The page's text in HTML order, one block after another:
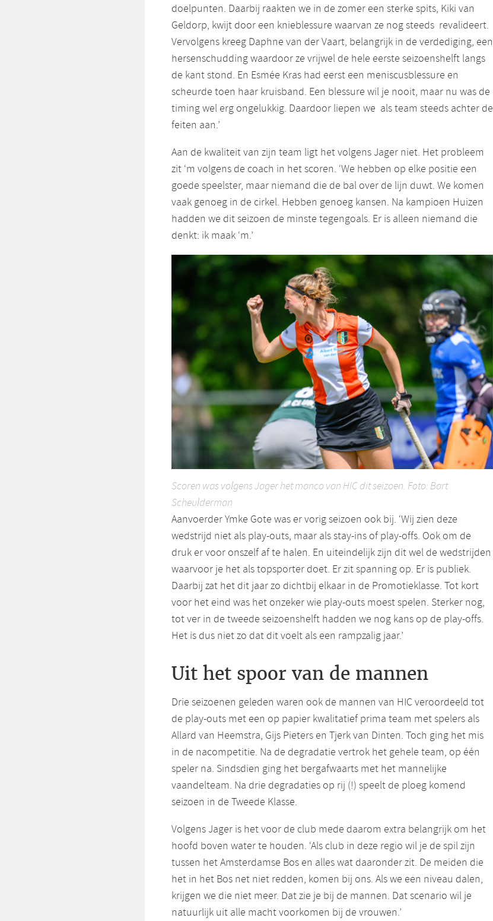
doelpunten. Daarbij raakten we in de zomer een sterke spits, Kiki van
Geldorp, kwijt door een knieblessure waarvan ze nog steeds revalideert.
Vervolgens kreeg Daphne van der Vaart, belangrijk in de verdediging, een
hersenschudding waardoor ze vrijwel de hele eerste seizoenshelft langs
de kant stond. En Esmée Kras had eerst een meniscusblessure en
scheurde toen haar kruisband. Een blessure wil je nooit, maar nu was de
timing wel erg ongelukkig. Daardoor liepen we als team steeds achter de
feiten aan.’
Aan de kwaliteit van zijn team ligt het volgens Jager niet. Het probleem
zit ‘m volgens de coach in het scoren. ‘We hebben op elke positie een
goede speelster, maar niemand die de bal over de lijn duwt. We komen
vaak genoeg in de cirkel. Hebben genoeg kansen. Na kampioen Huizen
hadden we dit seizoen de minste tegengoals. Er is alleen niemand die
denkt: ik maak ‘m.’
Scoren was volgens Jager het manco van HIC dit seizoen. Foto: Bart
Scheulderman
Aanvoerder Ymke Gote was er vorig seizoen ook bij. ‘Wij zien deze
wedstrijd niet als play-outs, maar als stay-ins of play-offs. Ook om de
druk er voor onszelf af te halen. En uiteindelijk zijn dit wel de wedstrijden
waarvoor je het als topsporter doet. Er zit spanning op. Er is publiek.
Daarbij zat het dit jaar zo dichtbij elkaar in de Promotieklasse. Tot kort
voor het eind was het onzeker wie play-outs moest spelen. Sterker nog,
tot ver in de tweede seizoenshelft hadden we nog kans op de play-offs.
Het is dus niet zo dat dit voelt als een rampzalig jaar.’
Uit het spoor van de mannen
Drie seizoenen geleden waren ook de mannen van HIC veroordeeld tot
de play-outs met een op papier kwalitatief prima team met spelers als
Allard van Heemstra, Gijs Pieters en Tjerk van Dinten. Toch ging het mis
in de nacompetitie. Na de degradatie vertrok het gehele team, op één
speler na. Sindsdien ging het bergafwaarts met het mannelijke
vaandelteam. Na drie degradaties op rij (!) speelt de ploeg komend
seizoen in de Tweede Klasse.
Volgens Jager is het voor de club mede daarom extra belangrijk om het
hoofd boven water te houden. ‘Als club in deze regio wil je de spil zijn
tussen het Amsterdamse Bos en alles wat daaronder zit. De meiden die
het in het Bos net niet redden, komen bij ons. Als we een niveau dalen,
krijgen we die niet meer. Dat zie je bij de mannen. Dat scenario wil je
natuurlijk uit alle macht voorkomen bij de vrouwen.’